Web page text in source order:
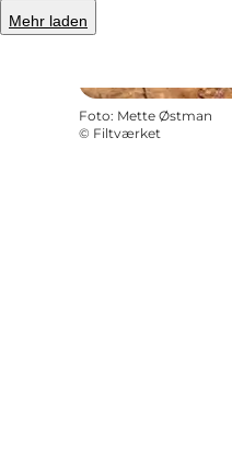
Mehr laden
Foto: Mette Østman
© Filtværket